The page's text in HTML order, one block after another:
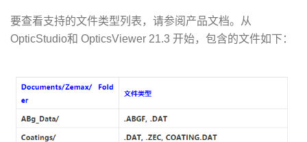
要查看支持的文件类型列表，请参阅产品文档。从
OpticStudio和 OpticsViewer 21.3 开始，包含的文件如下：